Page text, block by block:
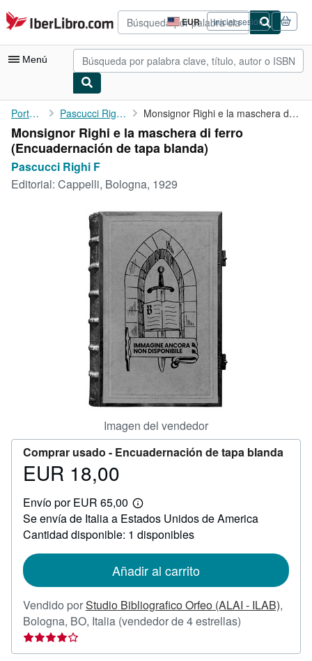
Pasar al contenido principal
IberLibro.com EUR
Preferencias
de
compra
del
Iniciar sesión
Menú
Mi cuenta
Consultar mis pedidos
Búsqueda avanzada
Colecciones
Arte y coleccionismo
Comenzar a vender
CERRAR
Portada Pascucci Righi F Monsignor Righi e la maschera di ferro
Monsignor Righi e la maschera di ferro
(Encuadernación de tapa blanda)
Pascucci Righi F
Editorial: Cappelli, Bologna, 1929
Imagen del vendedor
Comprar usado - Encuadernación de tapa blanda
Precio
18,00
EUR 18,00
Envío por EUR 65,00
Más
información
sobre
las
envío
Se envía de Italia a Estados Unidos de America
Cantidad disponible: 1 disponibles
Añadir al carrito
Vendido porStudio Bibliografico Orfeo (ALAI - ILAB),
Bologna, BO, Italia (vendedor de 4 estrellas)
vendedor: